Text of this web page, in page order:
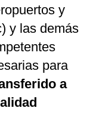
y
y las demás
para
a